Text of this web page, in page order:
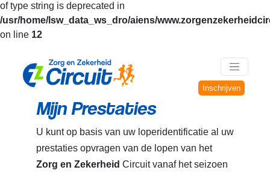
of type string is deprecated in
/usr/home/lsw_data_ws_dro/aiens/
on line 12
Inschrijven
Mijn Prestaties
U kunt op basis van uw loperidentificatie al uw
prestaties opvragen van de lopen van het
Zorg en Zekerheid Circuit vanaf het seizoen